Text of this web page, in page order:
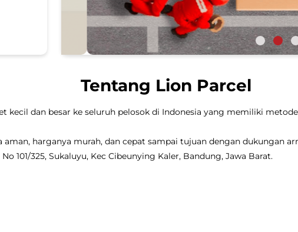
Tentang Lion Parcel
kecil dan besar ke seluruh pelosok di Indonesia yang memiliki
harganya murah, dan cepat sampai tujuan dengan dukungan
101/325, Sukaluyu, Kec Cibeunying Kaler, Bandung, Jawa Barat.